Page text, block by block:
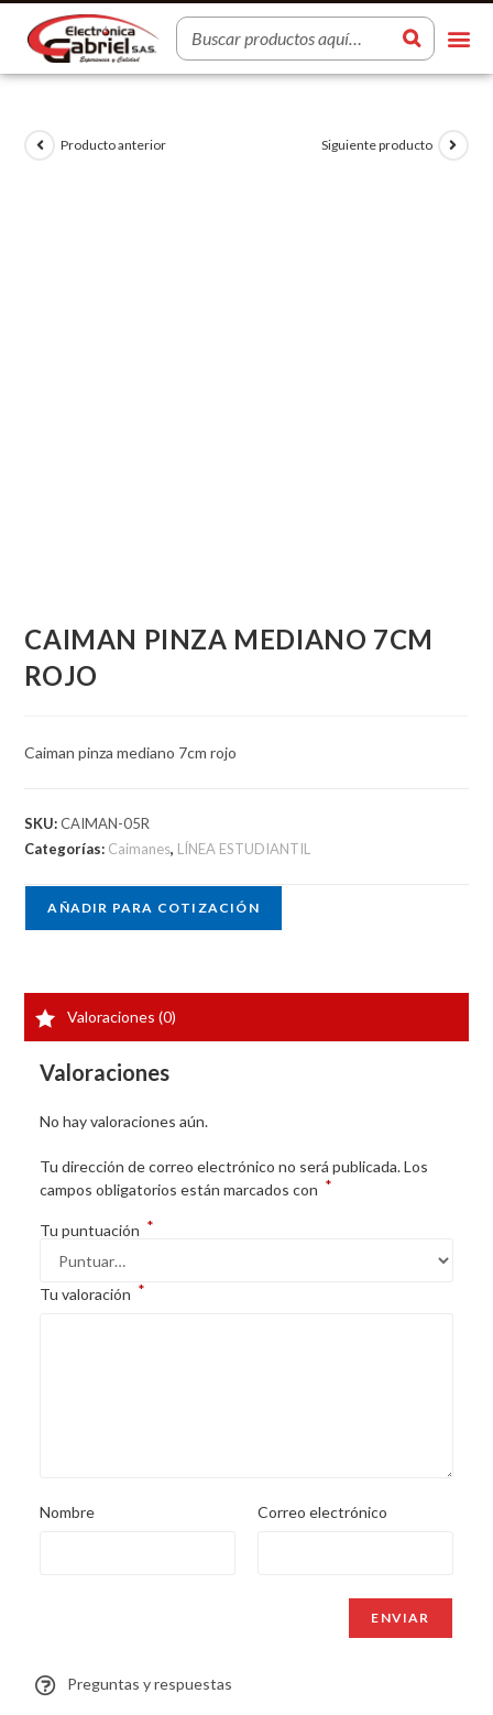
Producto anterior Siguiente producto
CAIMAN PINZA MEDIANO 7CM
ROJO
Caiman pinza mediano 7cm rojo
SKU:CAIMAN-05R
Categorías: Caimanes, LÍNEA ESTUDIANTIL
AÑADIR PARA COTIZACIÓN
Valoraciones (0)
Valoraciones
No hay valoraciones aún.
Tu dirección de correo electrónico no será publicada. Los
campos obligatorios están marcados con *
Tu puntuación *
Tu valoración *
Nombre Correo electrónico
Preguntas y respuestas